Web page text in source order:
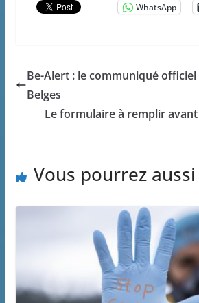
WhatsApp
Be-Alert : le communiqué
Belges
Le formulaire à remplir
Vous pourrez